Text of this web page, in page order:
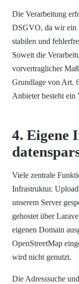
Die Verarbeitung
DSGVO, da wir ein
stabilen und
Soweit die
vorvertraglicher
Grundlage von Art.
Anbieter besteht ein
4. Eigene
Viele zentrale
Infrastruktur.
unserem Server
gehostet über
eigenen Domain
OpenStreetMap
wird nicht genutzt.
Die Adresssuche